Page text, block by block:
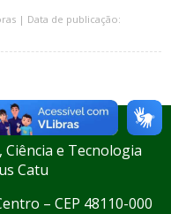
| Data de publicação:
e Tecnologia
Catu
– CEP 48110-000